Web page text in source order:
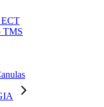
ECT
TMS